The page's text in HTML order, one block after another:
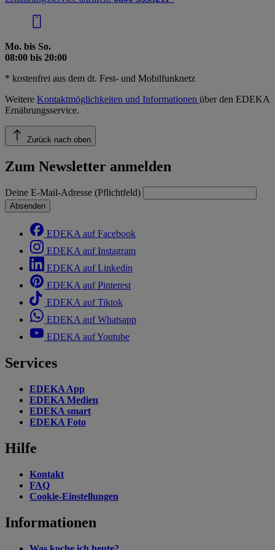
Mo. bis So.
08:00 bis 20:00
* kostenfrei aus dem dt. Fest- und Mobilfunknetz
Weitere Kontaktmöglichkeiten und Informationen über den EDEKA
Ernährungsservice.
Zurück nach oben
Zum Newsletter anmelden
Deine E-Mail-Adresse (Pflichtfeld)
Absenden
EDEKA auf Facebook
EDEKA auf Instagram
EDEKA auf Linkedin
EDEKA auf Pinterest
EDEKA auf Tiktok
EDEKA auf Whatsapp
EDEKA auf Youtube
Services
EDEKA App
EDEKA Medien
EDEKA smart
EDEKA Foto
Hilfe
Kontakt
FAQ
Cookie-Einstellungen
Informationen